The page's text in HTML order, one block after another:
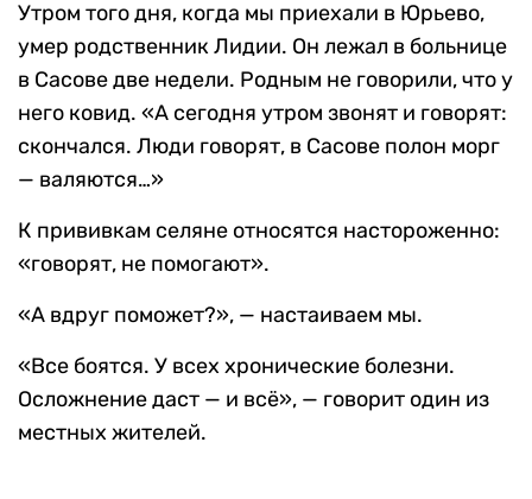
Утром того дня, когда мы приехали в Юрьево,
умер родственник Лидии. Он лежал в больнице
в Сасове две недели. Родным не говорили, что у
него ковид. «А сегодня утром звонят и говорят:
скончался. Люди говорят, в Сасове полон морг
— валяются…»
К прививкам селяне относятся настороженно:
«говорят, не помогают».
«А вдруг поможет?», — настаиваем мы.
«Все боятся. У всех хронические болезни.
Осложнение даст — и всё», — говорит один из
местных жителей.